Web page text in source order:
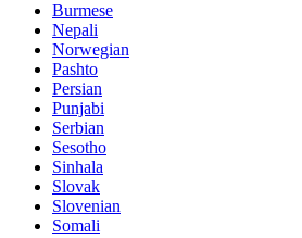
Burmese
Nepali
Norwegian
Pashto
Persian
Punjabi
Serbian
Sesotho
Sinhala
Slovak
Slovenian
Somali